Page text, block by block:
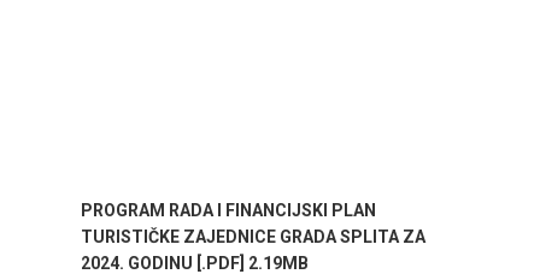
PROGRAM RADA I FINANCIJSKI PLAN
TURISTIČKE ZAJEDNICE GRADA SPLITA ZA
2024. GODINU [.PDF] 2.19MB